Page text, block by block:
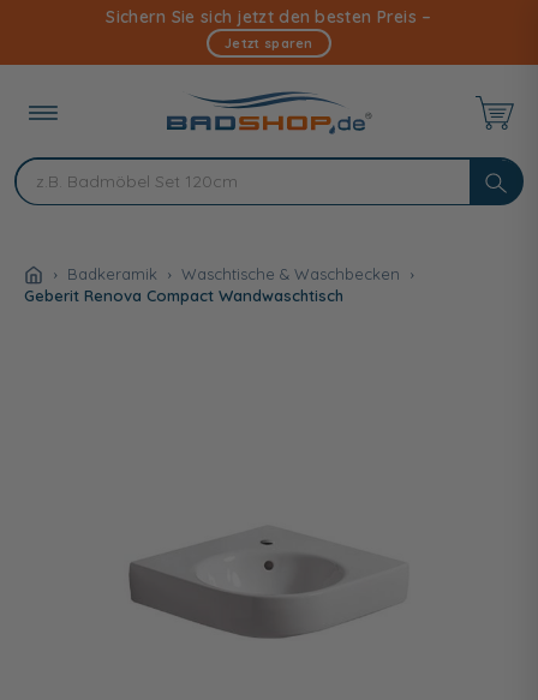
Inhalt
Sichern Sie sich jetzt den besten Preis –
Jetzt sparen
Badkeramik
Waschtische & Waschbecken
Geberit Renova Compact Wandwaschtisch